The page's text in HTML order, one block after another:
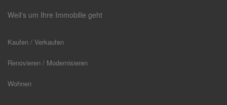
Weil's um Ihre Immobilie geht
Kaufen / Verkaufen
Renovieren / Modernisieren
Wohnen